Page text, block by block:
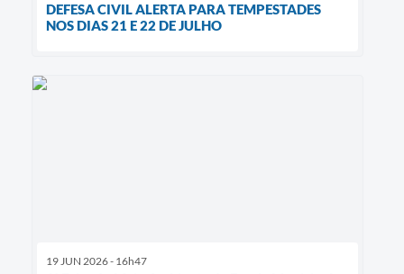
DEFESA CIVIL ALERTA PARA TEMPESTADES
NOS DIAS 21 E 22 DE JULHO
19 JUN 2026 - 16h47